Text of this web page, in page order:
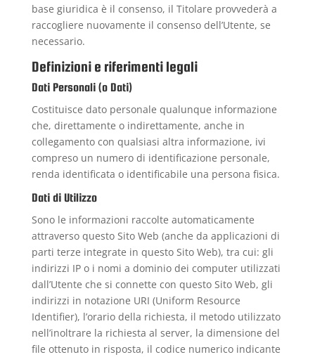
base giuridica è il consenso, il Titolare provvederà a
raccogliere nuovamente il consenso dell’Utente, se
necessario.
Definizioni e riferimenti legali
Dati Personali (o Dati)
Costituisce dato personale qualunque informazione
che, direttamente o indirettamente, anche in
collegamento con qualsiasi altra informazione, ivi
compreso un numero di identificazione personale,
renda identificata o identificabile una persona fisica.
Dati di Utilizzo
Sono le informazioni raccolte automaticamente
attraverso questo Sito Web (anche da applicazioni di
parti terze integrate in questo Sito Web), tra cui: gli
indirizzi IP o i nomi a dominio dei computer utilizzati
dall’Utente che si connette con questo Sito Web, gli
indirizzi in notazione URI (Uniform Resource
Identifier), l’orario della richiesta, il metodo utilizzato
nell’inoltrare la richiesta al server, la dimensione del
file ottenuto in risposta, il codice numerico indicante